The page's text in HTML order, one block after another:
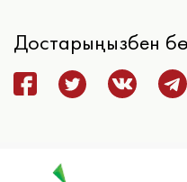
Достарыңызбен